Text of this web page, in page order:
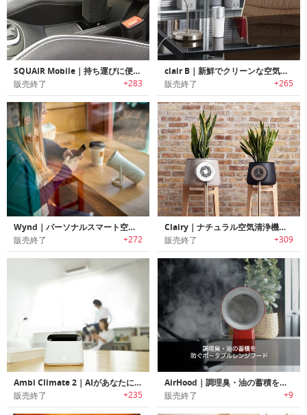
SQUAIR Mobile｜持ち運びに便利な小型空気清浄機「スクウェアモバイル」
販売終了 +283
clair B｜新鮮でクリーンな空気をもたらすポータブル空気清浄機「クレアB」
販売終了 +265
Wynd｜パーソナルスマート空気清浄機「ウィンド」
販売終了 +272
Clairy｜ナチュラル空気清浄機「クレイリー」
販売終了 +309
Ambi Climate 2｜AIがあなたに合わせた快適さを学習して最適な空調管理を行う「アンビクリメイト2」
販売終了 +235
AirHood｜調理臭・油の蓄積を防ぐポータブルレンジフード「エアフード」
販売終了 +9